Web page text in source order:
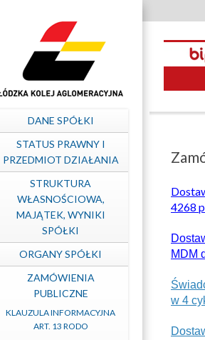
Menu
główne
DANE SPÓŁKI
STATUS PRAWNY I
PRZEDMIOT DZIAŁANIA
STRUKTURA
WŁASNOŚCIOWA,
MAJĄTEK, WYNIKI
SPÓŁKI
ORGANY SPÓŁKI
ZAMÓWIENIA
PUBLICZNE
KLAUZULA INFORMACYJNA
ART. 13 RODO
4268
MDM
w 4